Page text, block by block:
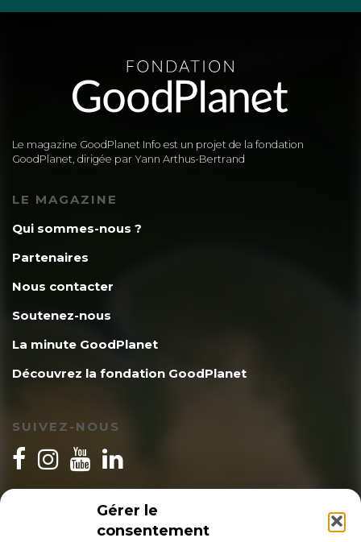
Gérer le
consentement
Le magazine GoodPlanet Info est un projet de la fondation
GoodPlanet, dirigée par Yann Arthus-Bertrand
LE MAGAZINE
Qui sommes-nous ?
Partenaires
Nous contacter
Soutenez-nous
La minute GoodPlanet
Découvrez la fondation GoodPlanet
SUIVEZ-NOUS
INSCRIPTION NEWSLETTER